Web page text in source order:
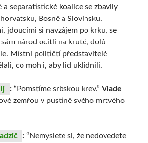
a separatistické koalice se zbavily
Bosně a Slovinsku.
jdoucími si navzájem po krku, se
národ ocitli na kruté, dolů
Místní političtí představitelé
co mohli, aby lid uklidnili.
:“Pomstíme srbskou krev.” Vlade
zemřou v pustině svého mrtvého
:“Nemyslete si, že nedovedete